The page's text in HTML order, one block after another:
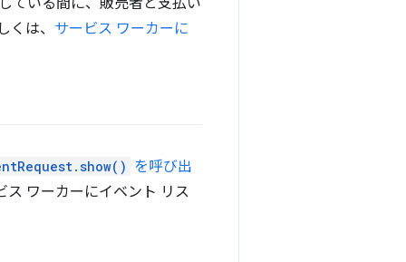
は、 サービス ワーカーに
を呼び出
ワーカーにイベント リス